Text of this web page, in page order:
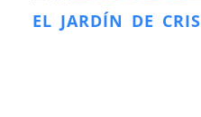
EL JARDÍN DE CRIS